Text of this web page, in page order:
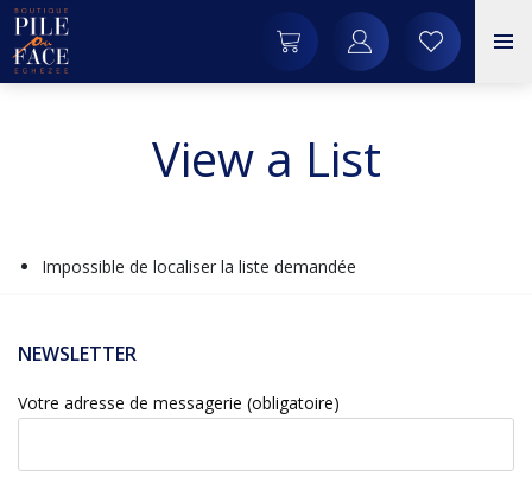
View a List
Impossible de localiser la liste demandée
NEWSLETTER
Votre adresse de messagerie (obligatoire)